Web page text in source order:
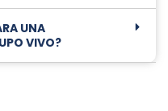
UNA
VIVO?